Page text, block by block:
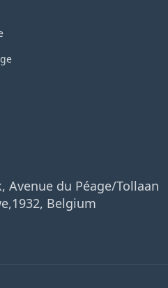
Avenue du Péage/Tollaan
Belgium